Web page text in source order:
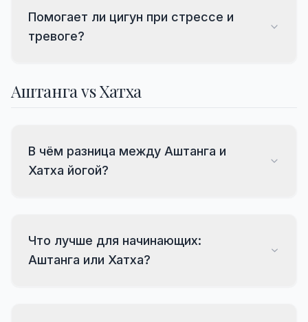
Помогает ли цигун при стрессе и
тревоге?
Аштанга vs Хатха
В чём разница между Аштанга и
Хатха йогой?
Что лучше для начинающих:
Аштанга или Хатха?